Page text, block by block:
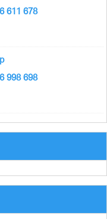
611 678
998 698